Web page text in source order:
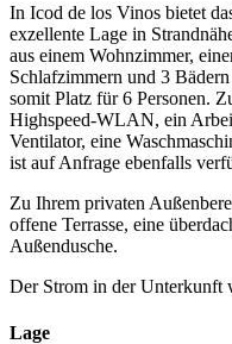
In Icod de los Vinos bietet
exzellente Lage in
aus einem Wohnzimmer,
Schlafzimmern und 3
somit Platz für 6 Personen.
Highspeed-WLAN, ein
Ventilator, eine
ist auf Anfrage ebenfalls
Zu Ihrem privaten
offene Terrasse, eine
Außendusche.
Der Strom in der Unterkunft
Lage